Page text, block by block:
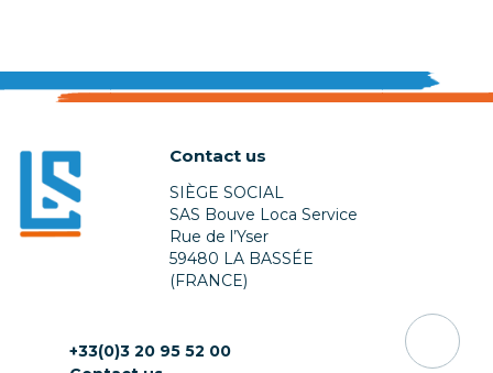
Contact us
SIÈGE SOCIAL
SAS Bouve Loca Service
Rue de l’Yser
59480 LA BASSÉE
(FRANCE)
+33(0)3 20 95 52 00